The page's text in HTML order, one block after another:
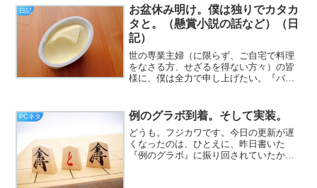
は？ というと、親の通院に付き添わね
ばならず、多分1日仕事で...
日記
お盆休み明け。僕は独りでカタカ
タと。（懸賞小説の話など）（日
記）
世の専業主婦（に限らず、ご自宅で料理
をなさる方、せざるを得ない方々）の皆
様に、僕は全力で申し上げたい。『バタ
場合、「ないからマーガリンで代用しよ
う」という考えは大変危険です...
PCネタ 例のグラボ到着。そして実装。
どうも。フジカワです。今日の更新が遅
くなったのは、ひとえに、昨日書いた
『例のグラボ』に振り回されていたから